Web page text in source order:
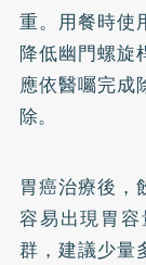
重。用餐時使
降低幽門螺旋
應依醫囑完成
除。
胃癌治療後，
容易出現胃
群，建議少量